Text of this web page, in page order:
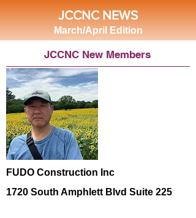
JCCNC NEWS
March/April Edition
JCCNC New Members
FUDO Construction Inc
1720 South Amphlett Blvd Suite 225